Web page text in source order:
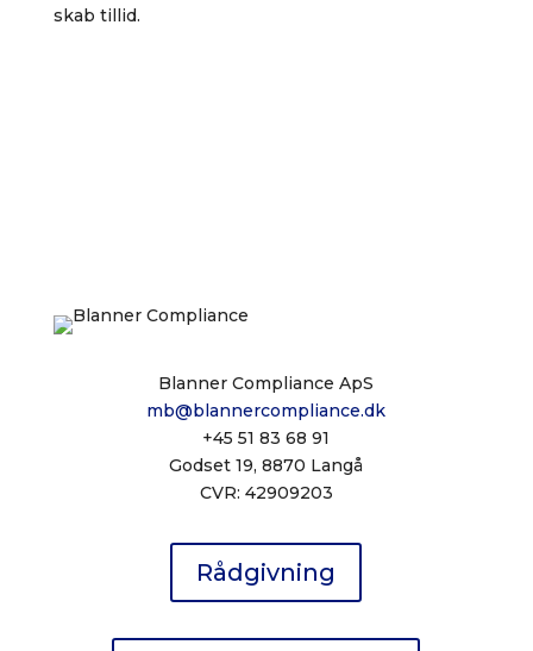
skab tillid.
Blanner Compliance ApS
mb@blannercompliance.dk
+45 51 83 68 91
Godset 19, 8870 Langå
CVR: 42909203
Rådgivning